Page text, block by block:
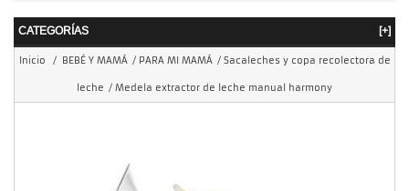
CATEGORÍAS [+]
Inicio / BEBÉ Y MAMÁ / PARA MI MAMÁ / Sacaleches y copa recolectora de
leche / Medela extractor de leche manual harmony